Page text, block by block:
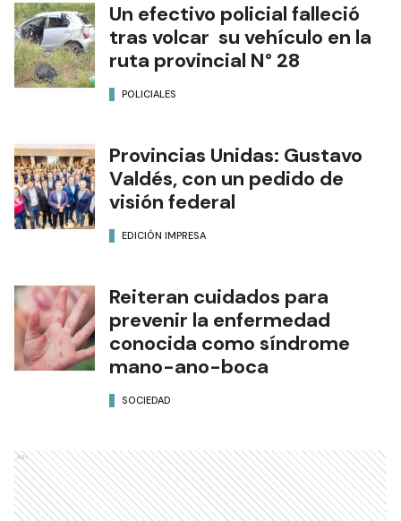
Un efectivo policial falleció
tras volcar su vehículo en la
ruta provincial N° 28
POLICIALES
Provincias Unidas: Gustavo
Valdés, con un pedido de
visión federal
EDICIÓN IMPRESA
Reiteran cuidados para
prevenir la enfermedad
conocida como síndrome
mano-ano-boca
SOCIEDAD
Ads